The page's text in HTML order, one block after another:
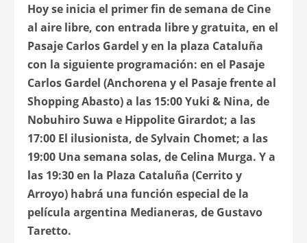
Hoyse inicia el primer fin de semana de Cine
al aire libre, con entrada libre y gratuita, en el
Pasaje Carlos Gardel y en la plaza Cataluña
con la siguiente programación: en el Pasaje
Carlos Gardel (Anchorena y el Pasaje frente al
Shopping Abasto) a las 15:00Yuki & Nina, de
Nobuhiro Suwa e Hippolite Girardot; a las
17:00 El ilusionista, de Sylvain Chomet; a las
19:00 Una semana solas, de Celina Murga. Y a
las 19:30 en la Plaza Cataluña (Cerrito y
Arroyo) habrá una función especial de la
película argentina Medianeras, de Gustavo
Taretto.